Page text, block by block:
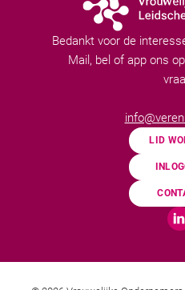
Bedankt voor de
Mail, bel of app ons
LID